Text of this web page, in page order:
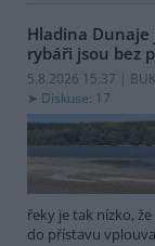
Hladina
rybáři jsou bez
5.8.2026 15:37 |
Diskuse: 17
řeky je tak nízko,
do přístavu